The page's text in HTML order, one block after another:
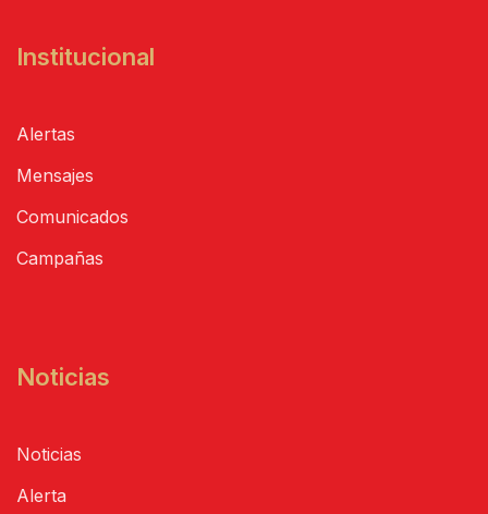
Institucional
Alertas
Mensajes
Comunicados
Campañas
Noticias
Noticias
Alerta